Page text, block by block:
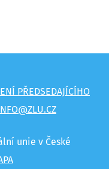
PŘEDSEDAJÍCÍHO
INFO@ZLU.CZ
unie v České